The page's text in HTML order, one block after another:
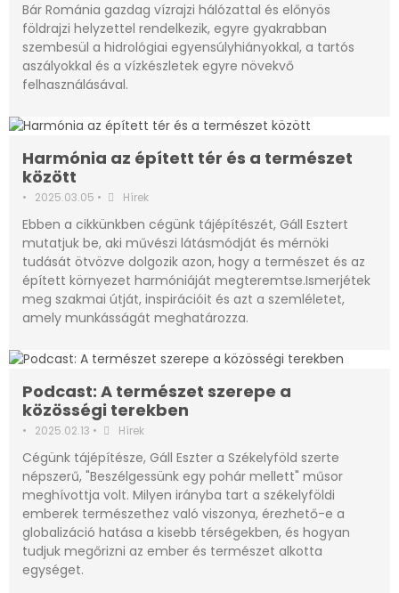
Bár Románia gazdag vízrajzi hálózattal és előnyös
földrajzi helyzettel rendelkezik, egyre gyakrabban
szembesül a hidrológiai egyensúlyhiányokkal, a tartós
aszályokkal és a vízkészletek egyre növekvő
felhasználásával.
Harmónia az épített tér és a természet
között
• 2025.03.05 • Hírek
Ebben a cikkünkben cégünk tájépítészét, Gáll Esztert
mutatjuk be, aki művészi látásmódját és mérnöki
tudását ötvözve dolgozik azon, hogy a természet és az
épített környezet harmóniáját megteremtse.Ismerjétek
meg szakmai útját, inspirációit és azt a szemléletet,
amely munkásságát meghatározza.
Podcast: A természet szerepe a
közösségi terekben
• 2025.02.13 • Hírek
Cégünk tájépítésze, Gáll Eszter a Székelyföld szerte
népszerű, "Beszélgessünk egy pohár mellett" műsor
meghívottja volt. Milyen irányba tart a székelyföldi
emberek természethez való viszonya, érezhető-e a
globalizáció hatása a kisebb térségekben, és hogyan
tudjuk megőrizni az ember és természet alkotta
egységet.